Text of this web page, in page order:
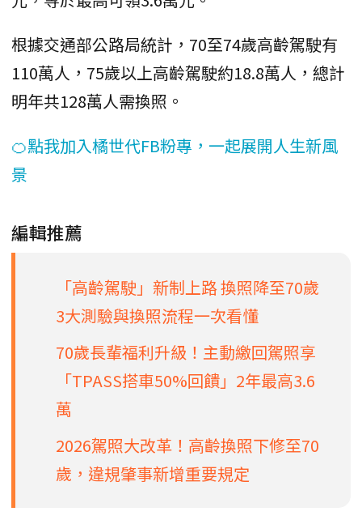
根據交通部公路局統計，70至74歲高齡駕駛有
110萬人，75歲以上高齡駕駛約18.8萬人，總計
明年共128萬人需換照。
🍊點我加入橘世代FB粉專，一起展開人生新風
景
編輯推薦
「高齡駕駛」新制上路 換照降至70歲
3大測驗與換照流程一次看懂
70歲長輩福利升級！主動繳回駕照享
「TPASS搭車50%回饋」2年最高3.6
萬
2026駕照大改革！高齡換照下修至70
歲，違規肇事新增重要規定